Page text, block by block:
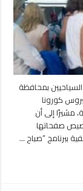
بمحافظة
كورونا
مشيرًا إلى أن
صفحاتها
ببرنامج “صباح …